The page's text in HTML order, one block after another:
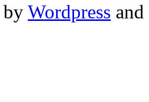
by Wordpress and